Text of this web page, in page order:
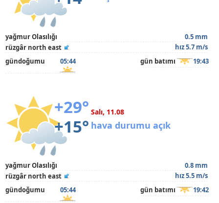
yağmur Olasılığı
0.5 mm
rüzgâr north east
hız 5.7 m/s
gündoğumu
05:44 gün batımı 19:43
+29°
+15°
Salı, 11.08
hava durumu açık
yağmur Olasılığı
0.8 mm
rüzgâr north east
hız 5.5 m/s
gündoğumu
05:44 gün batımı 19:42